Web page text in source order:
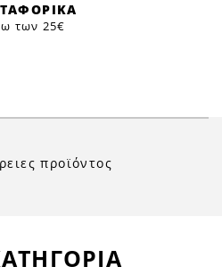
των 25€
προϊόντος